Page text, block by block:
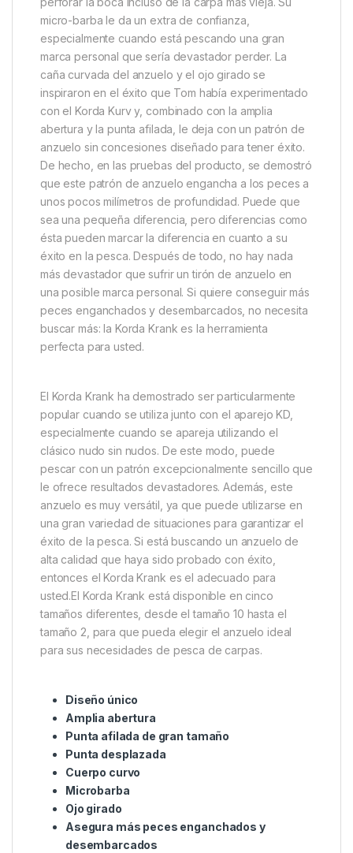
uno que se volviera naturalmente hacia la boca del
pez para un enganche profundo una y otra vez. El
resultado fue este Korda Krank – un patrón único
que ha demostrado su eficacia una y otra vez contra
algunos de los mejores oponentes carpos del Reino
Unido.Lo primero que notará de este anzuelo es su
impresionante abertura: realmente supera los límites
de lo que puede ofrecer un anzuelo de gran
abertura. Esto se complementa con una punta de
pico, dándole un filo hipodérmico que puede
perforar la boca incluso de la carpa más vieja. Su
micro-barba le da un extra de confianza,
especialmente cuando está pescando una gran
marca personal que sería devastador perder. La
caña curvada del anzuelo y el ojo girado se
inspiraron en el éxito que Tom había experimentado
con el Korda Kurv y, combinado con la amplia
abertura y la punta afilada, le deja con un patrón de
De hecho, en las pruebas del producto, se demostró
unos pocos milímetros de profundidad. Puede que
sea una pequeña diferencia, pero diferencias como
ésta pueden marcar la diferencia en cuanto a su
éxito en la pesca. Después de todo, no hay nada
más devastador que sufrir un tirón de anzuelo en
una posible marca personal. Si quiere conseguir más
peces enganchados y desembarcados, no necesita
buscar más: la Korda Krank es la herramienta
perfecta para usted.
El Korda Krank ha demostrado ser particularmente
popular cuando se utiliza junto con el aparejo KD,
especialmente cuando se apareja utilizando el
clásico nudo sin nudos. De este modo, puede
pescar con un patrón excepcionalmente sencillo que
anzuelo es muy versátil, ya que puede utilizarse en
una gran variedad de situaciones para garantizar el
éxito de la pesca. Si está buscando un anzuelo de
alta calidad que haya sido probado con éxito,
entonces el Korda Krank es el adecuado para
usted.El Korda Krank está disponible en cinco
tamaños diferentes, desde el tamaño 10 hasta el
tamaño 2, para que pueda elegir el anzuelo ideal
para sus necesidades de pesca de carpas.